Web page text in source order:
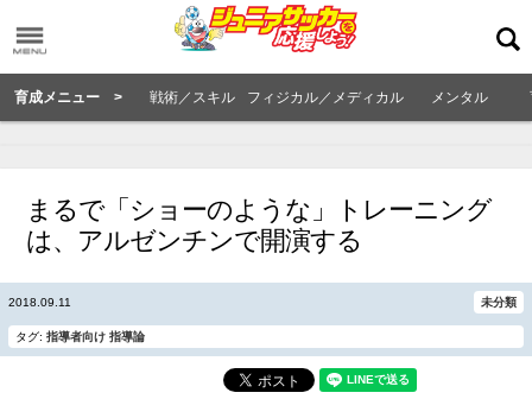
育成メニュー > 戦術／スキル フィジカル／メディカル メンタル
まるで「ショーのような」トレーニング
は、アルゼンチンで開演する
2018.09.11 未分類
タグ: 指導者向け 指導論